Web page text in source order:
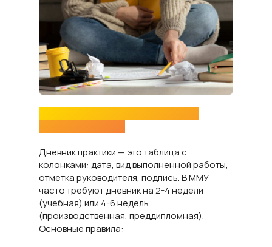
Дневник практики — это таблица с
колонками: дата, вид выполненной работы,
отметка руководителя, подпись. В ММУ
часто требуют дневник на 2-4 недели
(учебная) или 4-6 недель
(производственная, преддипломная).
Основные правила: